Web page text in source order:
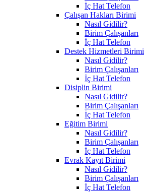
İç Hat Telefon
Çalışan Hakları Birimi
Nasıl Gidilir?
Birim Çalışanları
İç Hat Telefon
Destek Hizmetleri Birimi
Nasıl Gidilir?
Birim Çalışanları
İç Hat Telefon
Disiplin Birimi
Nasıl Gidilir?
Birim Çalışanları
İç Hat Telefon
Eğitim Birimi
Nasıl Gidilir?
Birim Çalışanları
İç Hat Telefon
Evrak Kayıt Birimi
Nasıl Gidilir?
Birim Çalışanları
İç Hat Telefon